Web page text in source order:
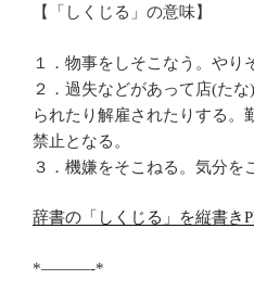
【「しくじる」の意味】
１．物事をしそこなう。やり
２．過失などがあって店(た
られたり解雇されたりする。
禁止となる。
３．機嫌をそこねる。気分を
辞書の「しくじる」を縦書き
*———-*